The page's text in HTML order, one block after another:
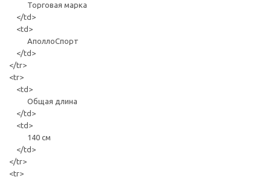
Торговая марка
</td>
<td>
АполлоСпорт
</td>
</tr>
<tr>
<td>
Общая длина
</td>
<td>
140 см
</td>
</tr>
<tr>